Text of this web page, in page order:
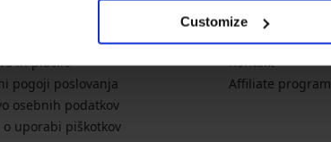
Customize
in plačilo
pogoji poslovanja
osebnih podatkov
o uporabi piškotkov
PODJETJE
O Astratex.si
Kontakt
Affiliate program